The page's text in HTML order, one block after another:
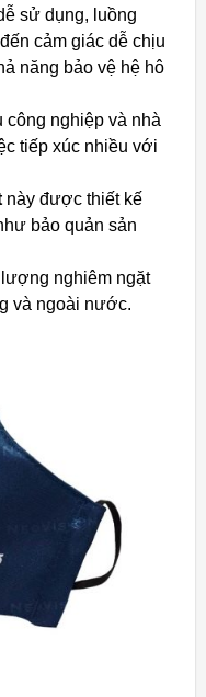
sử dụng, luồng
cảm giác dễ chịu
năng bảo vệ hệ hô
nghiệp và nhà
tiếp xúc nhiều với
này được thiết kế
bảo quản sản
nghiêm ngặt
và ngoài nước.